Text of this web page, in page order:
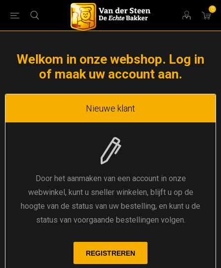
0
Welkom in onze webshop. Log in
of maak uw account aan.
Nieuwe klant
Door het aanmaken van een account in onze
webwinkel, kunt u sneller winkelen, blijft u op de
hoogte van de status van uw bestelling, en kunt u de
status van voorgaande bestellingen volgen.